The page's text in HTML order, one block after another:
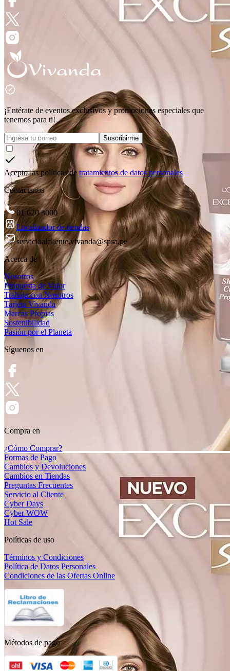
¡Entérate de eventos exclusivos y promociones especiales que
tenemos para ti!
Suscribirme
Acepto las políticas de tratamientos de datos personales
Contáctanos
01 620 3000
Localizador de tiendas
servicioalcliente.vivanda@spsa.pe
Acerca de
Nosotros
Propuesta de Valor
Trabaja con Nosotros
Tarjeta Vivanda
Marcas Propias
Sostenibilidad
Pasión por el Planeta
Síguenos en
Compra en
¿Cómo Comprar?
Formas de Pago
Cambios y Devoluciones
Cambios en Tiendas
Preguntas Frecuentes
Servicio al Cliente
Cyber Days
Cyber WOW
Hot Sale
Políticas de uso
Términos y Condiciones
Política de Datos Personales
Condiciones de las Ofertas Online
Métodos de pago